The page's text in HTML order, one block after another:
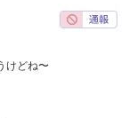
けどね〜